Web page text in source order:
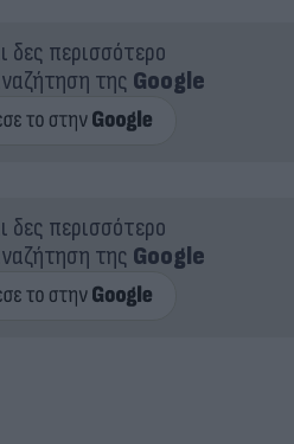
δες περισσότερο
της Google
δες περισσότερο
της Google